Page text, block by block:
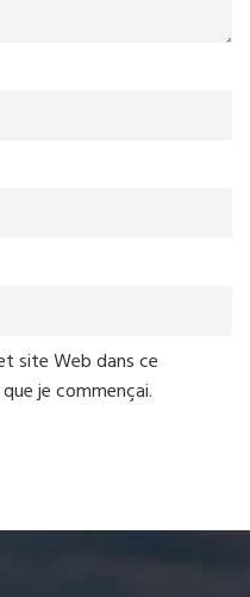
site Web dans ce
je commençai.